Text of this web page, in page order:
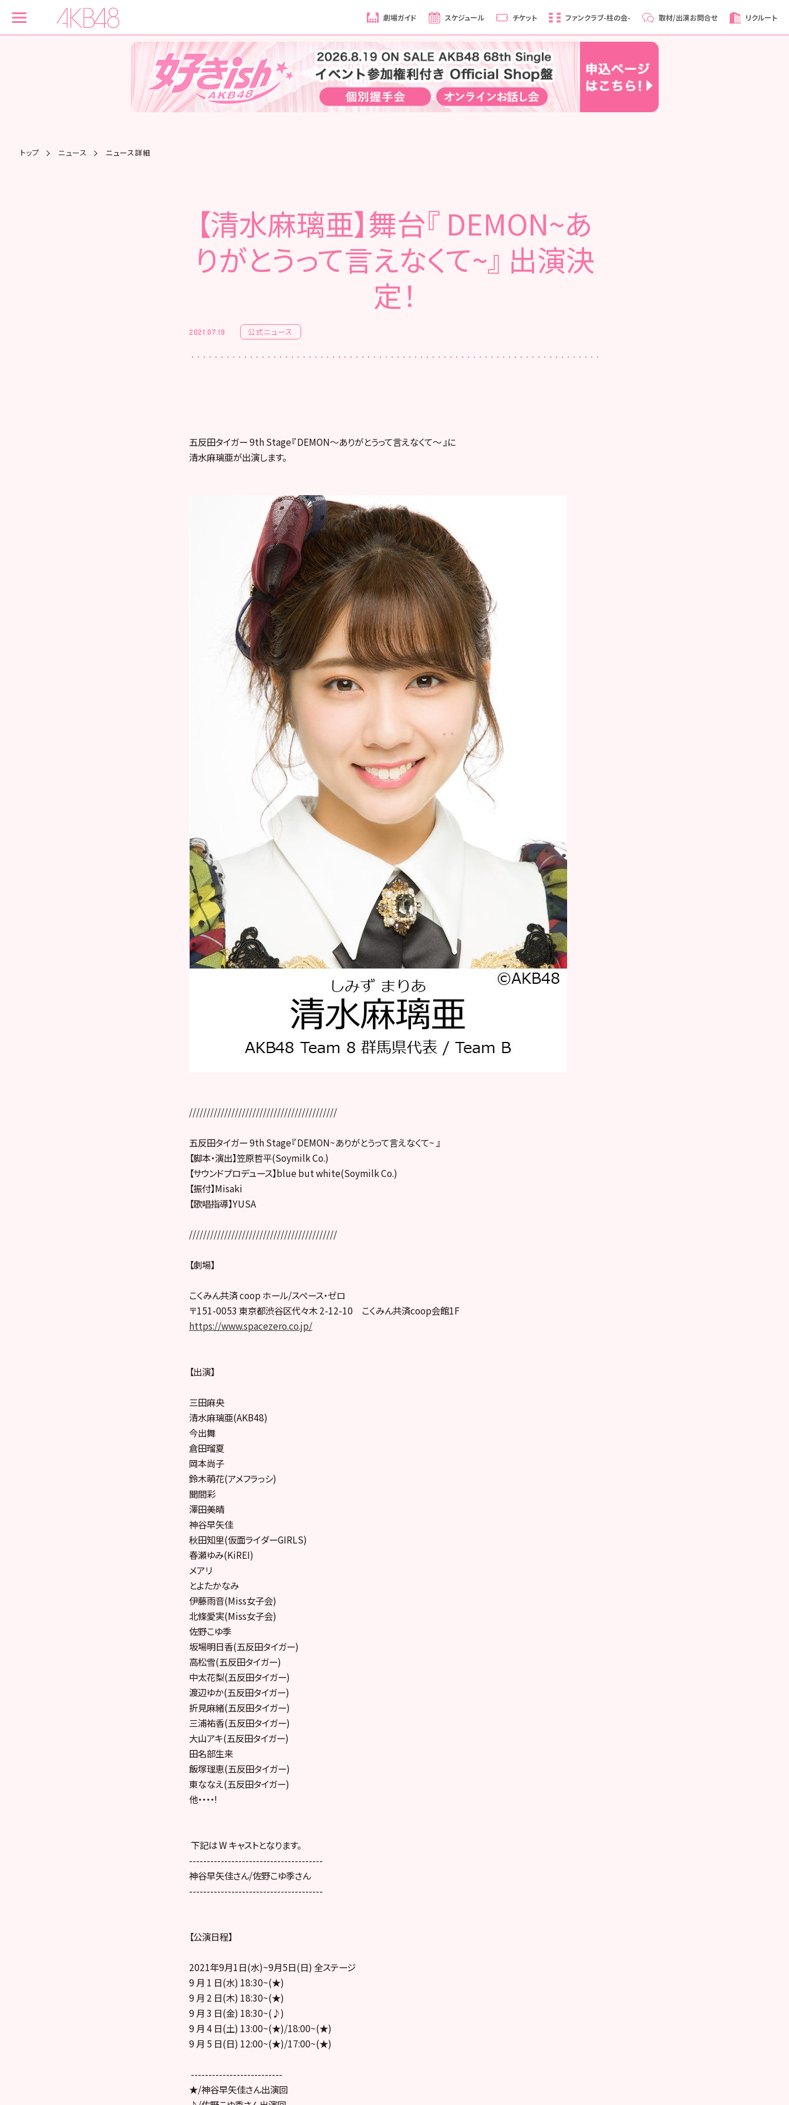
劇場ガイド スケジュール チケット ファンクラブ-柱の会- 取材/出演お問合せ リクルート
トップ ニュース ニュース詳細
【清水麻璃亜】舞台『 DEMON~あ
りがとうって言えなくて~』 出演決
定！
2021.07.19 公式ニュース
五反田タイガー 9th Stage『 DEMON～ありがとうって言えなくて～ 』に
清水麻璃亜が出演します。
//////////////////////////////////////////
五反田タイガー 9th Stage『 DEMON~ありがとうって言えなくて~ 』
【脚本・演出】笠原哲平(Soymilk Co.)
【サウンドプロデュース】blue but white(Soymilk Co.)
【振付】Misaki
【歌唱指導】YUSA
//////////////////////////////////////////
【劇場】
こくみん共済 coop ホール/スペース・ゼロ
〒151-0053 東京都渋谷区代々木 2-12-10 こくみん共済coop会館1F
https://www.spacezero.co.jp/
【出演】
三田麻央
清水麻璃亜(AKB48)
今出舞
倉田瑠夏
岡本尚子
鈴木萌花(アメフラっシ)
聞間彩
澤田美晴
神谷早矢佳
秋田知里(仮面ライダーGIRLS)
春瀬ゆみ(KiREI)
メアリ
とよたかなみ
伊藤雨音(Miss女子会)
北條愛実(Miss女子会)
佐野こゆ季
坂場明日香(五反田タイガー)
高松雪(五反田タイガー)
中太花梨(五反田タイガー)
渡辺ゆか(五反田タイガー)
折見麻緒(五反田タイガー)
三浦祐香(五反田タイガー)
大山アキ(五反田タイガー)
田名部生来
飯塚理恵(五反田タイガー)
東ななえ(五反田タイガー)
他・・・・!
下記は W キャストとなります。
--------------------------------------
神谷早矢佳さん/佐野こゆ季さん
--------------------------------------
【公演日程】
2021年9月1日(水)~9月5日(日) 全ステージ
9 月 1 日(水) 18:30~(★)
9 月 2 日(木) 18:30~(★)
9 月 3 日(金) 18:30~(♪)
9 月 4 日(土) 13:00~(★)/18:00~(★)
9 月 5 日(日) 12:00~(★)/17:00~(★)
--------------------------
★/神谷早矢佳さん出演回